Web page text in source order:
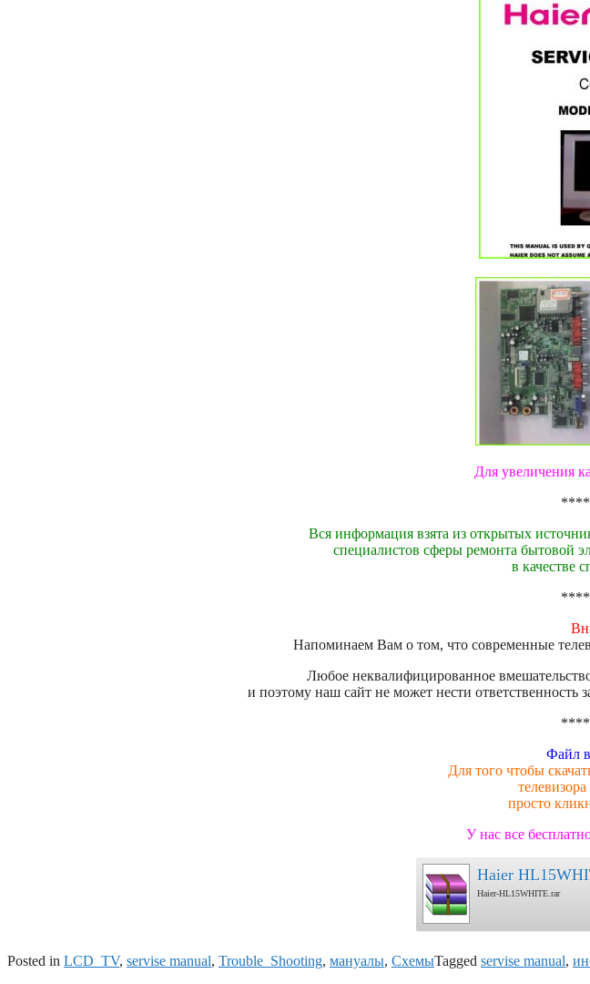
Для увеличения
Вся информация взята из открытых
специалистов сферы ремонта бытовой
в качестве
Напоминаем Вам о том, что современные
Любое неквалифицированное
и поэтому наш сайт не может нести
Файл
Для того чтобы
телевизора
просто
У нас все
Haier
Haier-HL15WHITE.rar
Posted in LCD_TV, servise manual, Trouble_Shooting, мануалы, СхемыTagged servise manual,